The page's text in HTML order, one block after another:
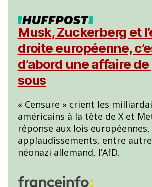
Musk, Zuckerberg et
droite européenne,
d’abord une affaire de
sous
« Censure » crient les
américains à la tête de X et
réponse aux lois européennes,
applaudissements, entre
néonazi allemand, l’AfD.